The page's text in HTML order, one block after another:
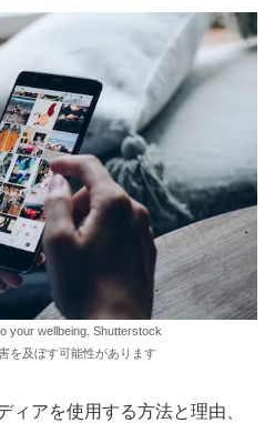
your wellbeing. Shutterstock
を及ぼす可能性があります
ィアを使用する方法と理由、